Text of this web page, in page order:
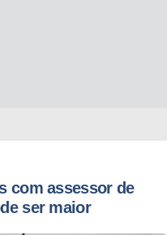
com assessor de
ser maior